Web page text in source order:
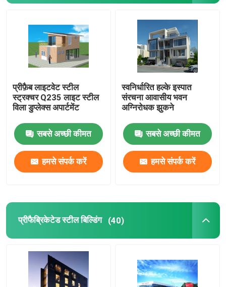
प्रीफ़ैब लाइटवेट स्टील
स्ट्रक्चर Q235 लाइट स्टील
विला डुप्लेक्स अपार्टमेंट
सबसे अच्छी कीमत
हमसे संपर्क करें
स्वनिर्धारित हल्के इस्पात
संरचना आवासीय भवन
अग्निरोधक झुकने
सबसे अच्छी कीमत
हमसे संपर्क करें
प्रीफैब्रिकेटेड स्टील बिल्डिंग (40)